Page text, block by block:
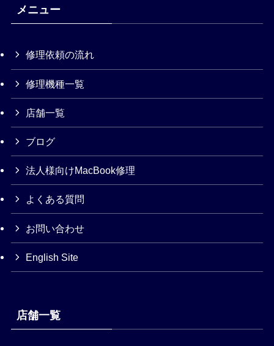
メニュー
修理依頼の流れ
修理機種一覧
店舗一覧
ブログ
法人様向けMacBook修理
よくある質問
お問い合わせ
English Site
店舗一覧